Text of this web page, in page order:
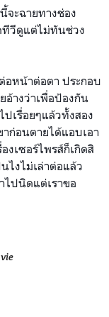
จะฉายทางช่อง
ทีวีดูแต่ไม่ทันช่วง
อหน้าต่อตา ประกอบ
อ้างว่าเพื่อป้องกัน
ปเรื่อยๆแล้วทั้งสอง
าก่อนตายได้แอบเอา
งเซอร์ไพรส์ก็เกิดสิ
ไงไม่เล่าต่อแล้ว
ไปนิดแต่เราขอ